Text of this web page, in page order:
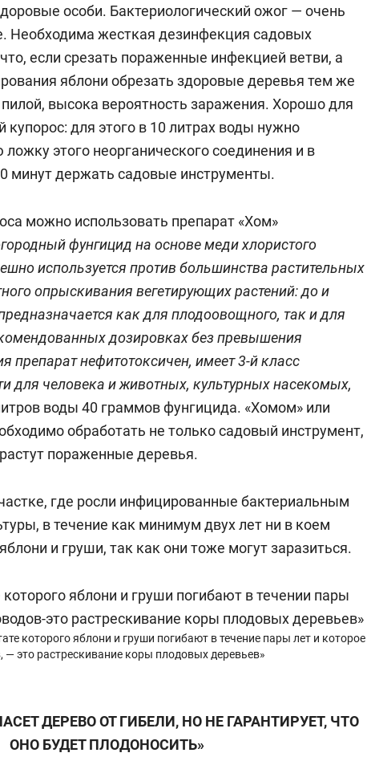
особи. Бактериологический ожог — очень
Необходима жесткая дезинфекция садовых
если срезать пораженные инфекцией ветви, а
яблони обрезать здоровые деревья тем же
высока вероятность заражения. Хорошо для
купорос: для этого в 10 литрах воды нужно
ложку этого неорганического соединения и в
минут держать садовые инструменты.
можно использовать препарат «Хом»
фунгицид на основе меди хлористого
используется против большинства растительных
опрыскивания вегетирующих растений: до и
как для плодоовощного, так и для
дозировках без превышения
препарат нефитотоксичен, имеет 3-й класс
для человека и животных, культурных насекомых,
воды 40 граммов фунгицида. «Хомом» или
обработать не только садовый инструмент,
пораженные деревья.
где росли инфицированные бактериальным
в течение как минимум двух лет ни в коем
и груши, так как они тоже могут заразиться.
которого яблони и груши погибают в течение пары лет и которое
— это растрескивание коры плодовых деревьев»
ДЕРЕВО ОТ ГИБЕЛИ, НО НЕ ГАРАНТИРУЕТ, ЧТО
ОНО БУДЕТ ПЛОДОНОСИТЬ»